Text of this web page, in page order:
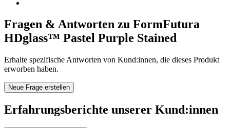
Fragen & Antworten zu FormFutura
HDglass™ Pastel Purple Stained
Erhalte spezifische Antworten von Kund:innen, die dieses Produkt
erworben haben.
Neue Frage erstellen
Erfahrungsberichte unserer Kund:innen